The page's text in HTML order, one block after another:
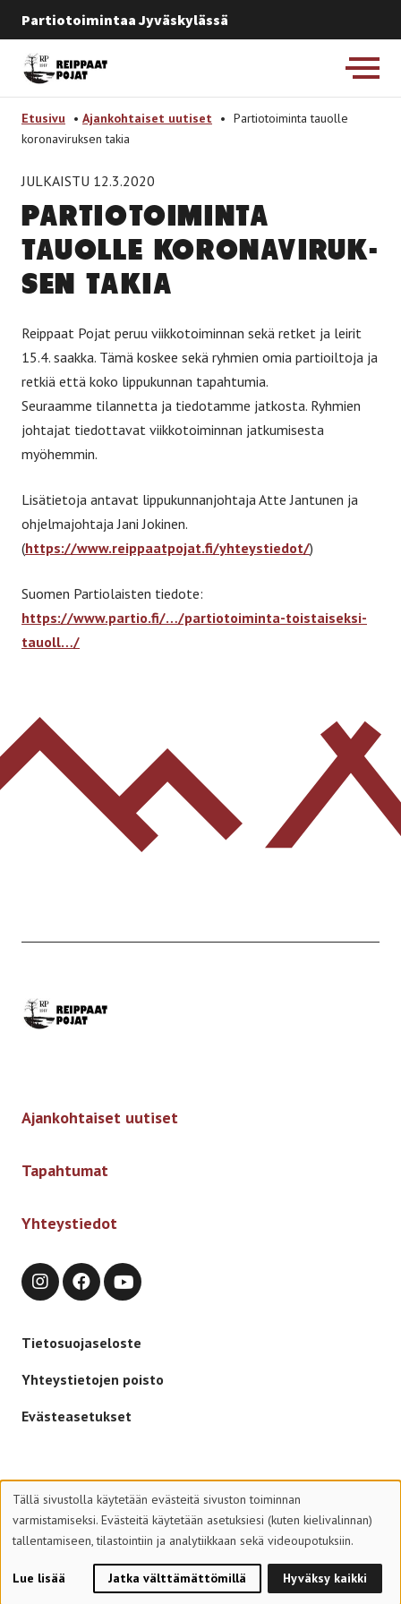
Partiotoimintaa Jyväskylässä
Etusivulle
-
Etusivu • Ajankohtaiset uutiset • Partiotoiminta tauolle
koronaviruksen takia
JULKAISTU 12.3.2020
PAR­TIO­TOI­MIN­TA
TAUOL­LE KO­RO­NA­VI­RUK­
SEN TA­KIA
Reippaat Pojat peruu viikkotoiminnan sekä retket ja leirit
15.4. saakka. Tämä koskee sekä ryhmien omia partioiltoja ja
retkiä että koko lippukunnan tapahtumia.
Seuraamme tilannetta ja tiedotamme jatkosta. Ryhmien
johtajat tiedottavat viikkotoiminnan jatkumisesta
myöhemmin.
Lisätietoja antavat lippukunnanjohtaja Atte Jantunen ja
ohjelmajohtaja Jani Jokinen.
(https://www.reippaatpojat.fi/yhteystiedot/)
Suomen Partiolaisten tiedote:
https://www.partio.fi/…/partiotoiminta-toistaiseksi-
tauoll…/
Etusivulle
Ajankohtaiset uutiset
Tapahtumat
Yhteystiedot
Tietosuojaseloste
Yhteystietojen poisto
Evästeasetukset
© 2026 Suomen Partiolaiset – Finlands Scouter ry
Tällä sivustolla käytetään evästeitä sivuston toiminnan
varmistamiseksi. Evästeitä käytetään asetuksiesi (kuten kielivalinnan)
tallentamiseen, tilastointiin ja analytiikkaan sekä videoupotuksiin.
Lue lisää Jatka välttämättömillä Hyväksy kaikki